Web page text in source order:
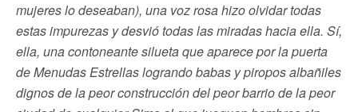
mujeres lo deseaban), una voz rosa hizo olvidar todas
estas impurezas y desvió todas las miradas hacia ella. Sí,
ella, una contoneante silueta que aparece por la puerta
de Menudas Estrellas logrando babas y piropos albañiles
dignos de la peor construcción del peor barrio de la peor